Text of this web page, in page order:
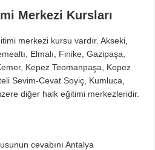
Merkezi Kursları
merkezi kursu vardır. Akseki,
Elmalı, Finike, Gazipaşa,
Kepez Teomanpaşa, Kepez
Sevim-Cevat Soyiç, Kumluca,
diğer halk eğitimi merkezleridir.
cevabını Antalya